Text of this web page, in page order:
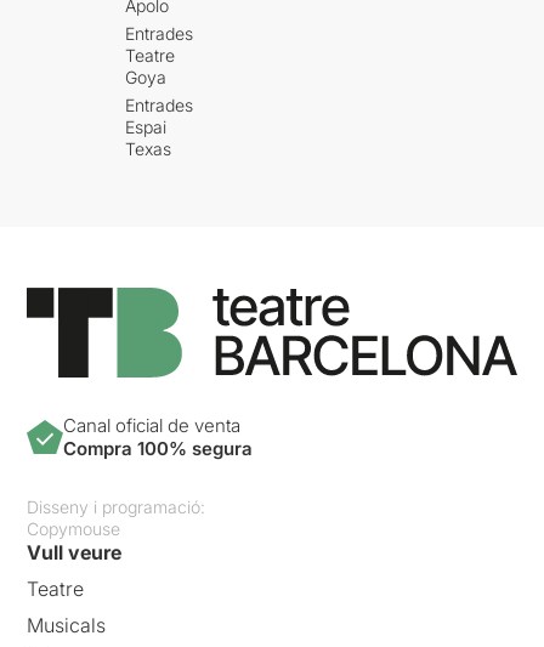
Apolo
Entrades
Teatre
Goya
Entrades
Espai
Texas
Canal oficial de venta
Compra 100% segura
Disseny i programació:
Copymouse
Vull veure
Teatre
Musicals